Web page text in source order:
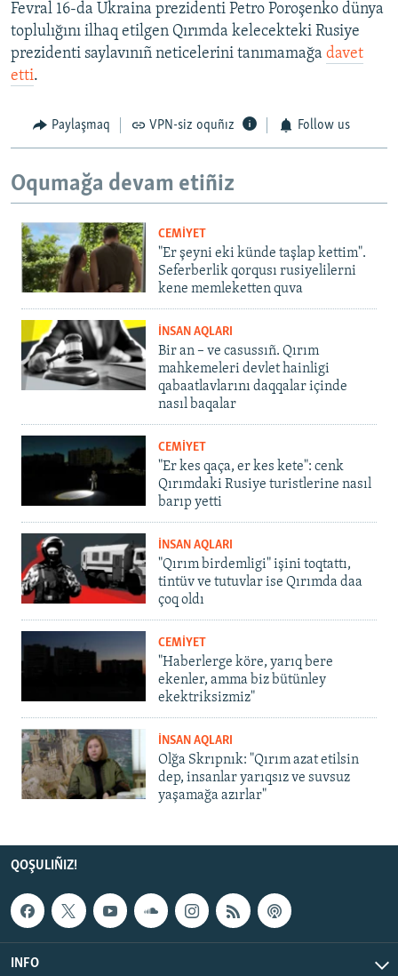
Fevral 16-da Ukraina prezidenti Petro Poroşenko dünya
toplulığını ilhaq etilgen Qırımda kelecekteki Rusiye
prezidenti saylavınıñ neticelerini tanımamağa davet
etti.
Paylaşmaq VPN-siz oquñız Follow us
Oqumağa devam etiñiz
CEMİYET
"Er şeyni eki künde taşlap kettim".
Seferberlik qorqusı rusiyelilerni
kene memleketten quva
İNSAN AQLARI
Bir an – ve casussıñ. Qırım
mahkemeleri devlet hainligi
qabaatlavlarını daqqalar içinde
nasıl baqalar
CEMİYET
"Er kes qaça, er kes kete": cenk
Qırımdaki Rusiye turistlerine nasıl
barıp yetti
İNSAN AQLARI
"Qırım birdemligi" işini toqtattı,
tintüv ve tutuvlar ise Qırımda daa
çoq oldı
CEMİYET
"Haberlerge köre, yarıq bere
ekenler, amma biz bütünley
ekektriksizmiz"
İNSAN AQLARI
Olğa Skrıpnık: "Qırım azat etilsin
dep, insanlar yarıqsız ve suvsuz
yaşamağa azırlar"
QOŞULIÑIZ!
INFO